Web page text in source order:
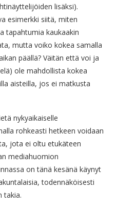
lisäksi).
esimerkki siitä, miten
tapahtumia kaukaakin
mutta voiko kokea samalla
päällä? Väitän että voi ja
ole mahdollista kokea
aisteilla, jos ei matkusta
nykyaikaiselle
rohkeasti hetkeen voidaan
jota ei oltu etukäteen
mediahuomion
on tänä kesänä käynyt
todennäköisesti
takia.